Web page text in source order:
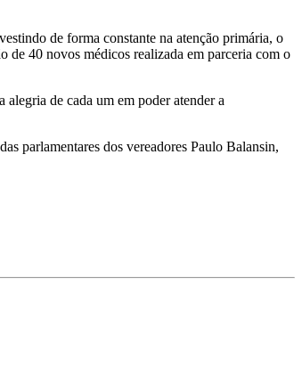
de forma constante na atenção primária, o
de 40 novos médicos realizada em parceria com o
de cada um em poder atender a
parlamentares dos vereadores Paulo Balansin,